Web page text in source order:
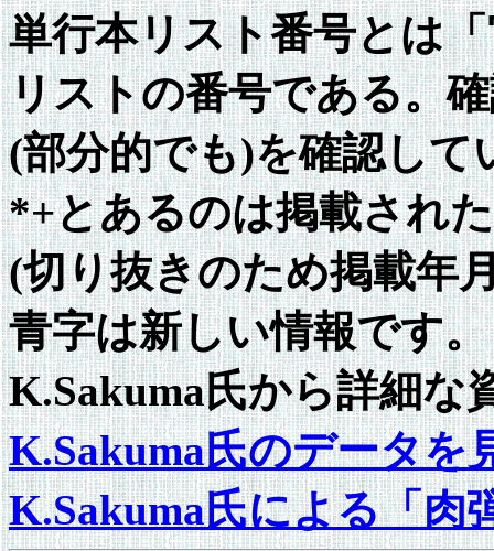
単行本リスト番号とは
リストの番号である。
(部分的でも)を確認して
*+とあるのは掲載され
(切り抜きのため掲載年
青字は新しい情報です。
K.Sakuma氏から詳細な
K.Sakuma氏のデータを
K.Sakuma氏による「肉